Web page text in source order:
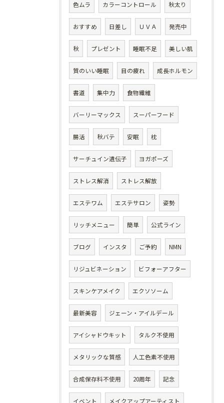
色ムラ カラーコントロール 秋太り
おすすめ 日差し ＵＶＡ 発売中
秋 プレゼント 睡眠不足 美しい肌
質のいい睡眠 目の疲れ 成長ホルモン
書道 集中力 食物繊維
バーリーマックス スーパーフード
腸活 秋バテ 安眠 枕
サーチュイン遺伝子 ヨガポーズ
ストレス解消 ストレス解放
エステワム エステサロン 姿勢
リッチメニュー 簡単 公式ライン
ブログ インスタ ご予約 NMN
リジュビネーション ビフォーアフター
スキンケアメイク エクソソーム
最新美容 ジェーン・アイルデール
アイシャドウキット タルク不使用
メタリックな質感 人工色素不使用
合成保存料不使用 20周年 記念
イベント メイクアップアーティスト